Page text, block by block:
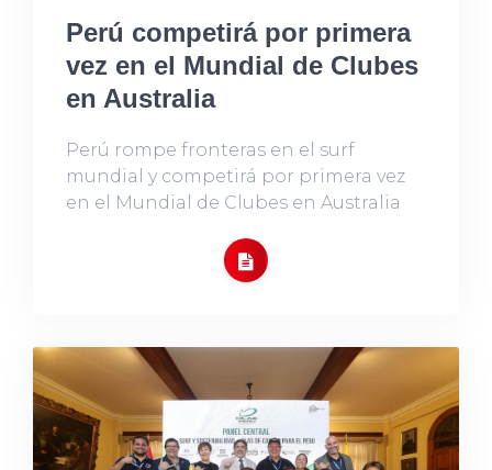
Perú competirá por primera
vez en el Mundial de Clubes
en Australia
Perú rompe fronteras en el surf
mundial y competirá por primera vez
en el Mundial de Clubes en Australia